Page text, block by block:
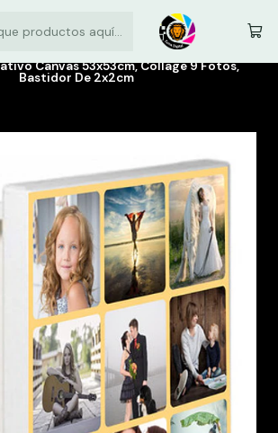
de la Región Metropolitana: $3.500
Canvas 53x53cm, Collage 9 Fotos,
Bastidor De 2x2cm